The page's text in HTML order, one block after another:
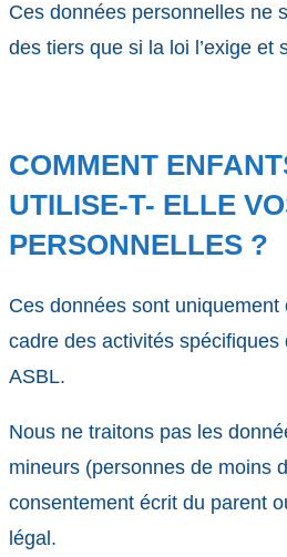
Ces données personnelles ne
des tiers que si la loi l’exige et
COMMENT
UTILISE-T- ELLE
PERSONNELLES ?
Ces données sont
cadre des activités spécifiques
ASBL.
Nous ne traitons pas les
mineurs (personnes de moins
consentement écrit du parent
légal.